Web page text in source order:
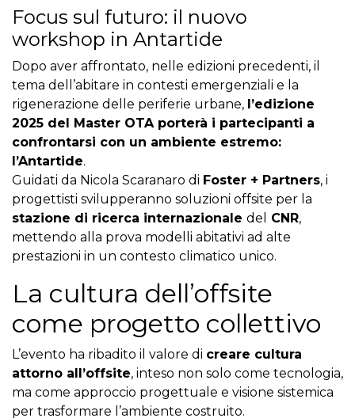
Focus sul futuro: il nuovo
workshop in Antartide
Dopo aver affrontato, nelle edizioni precedenti, il
tema dell’abitare in contesti emergenziali e la
rigenerazione delle periferie urbane, l’edizione
2025 del Master OTA porterà i partecipanti a
confrontarsi con un ambiente estremo:
l’Antartide.
Guidati da Nicola Scaranaro di Foster + Partners, i
progettisti svilupperanno soluzioni offsite per la
stazione di ricerca internazionale del CNR,
mettendo alla prova modelli abitativi ad alte
prestazioni in un contesto climatico unico.
La cultura dell’offsite
come progetto collettivo
L’evento ha ribadito il valore di creare cultura
attorno all’offsite, inteso non solo come tecnologia,
ma come approccio progettuale e visione sistemica
per trasformare l’ambiente costruito.